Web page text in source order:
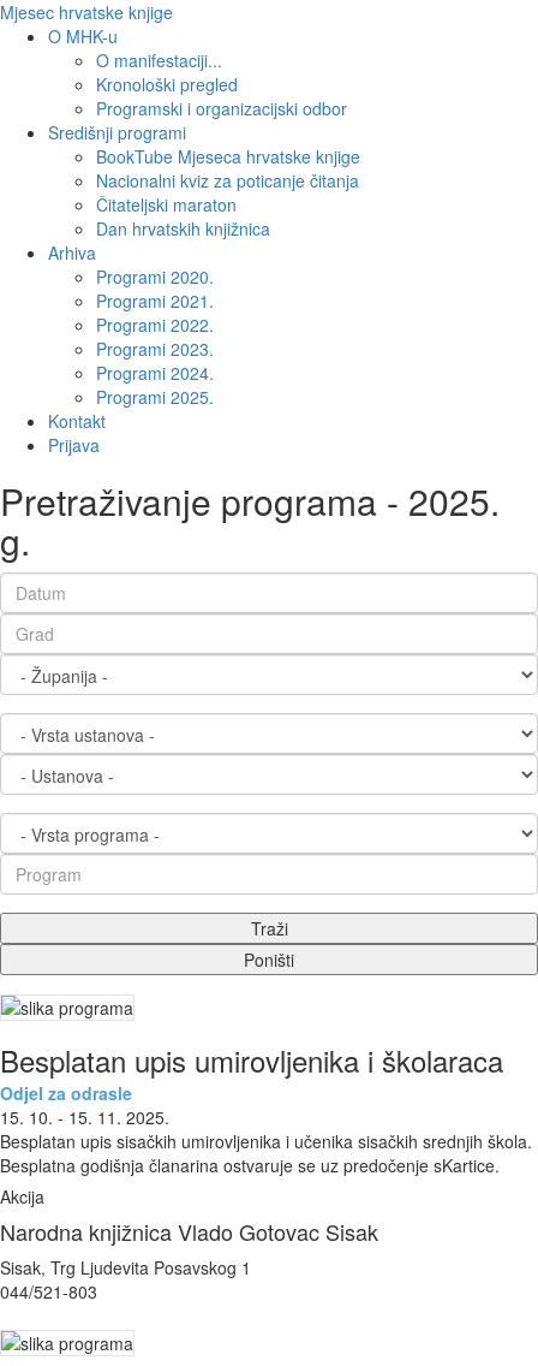
Mjesec hrvatske knjige
O MHK-u
O manifestaciji...
Kronološki pregled
Programski i organizacijski odbor
Središnji programi
BookTube Mjeseca hrvatske knjige
Nacionalni kviz za poticanje čitanja
Čitateljski maraton
Dan hrvatskih knjižnica
Arhiva
Programi 2020.
Programi 2021.
Programi 2022.
Programi 2023.
Programi 2024.
Programi 2025.
Kontakt
Prijava
Pretraživanje programa - 2025.
g.
Besplatan upis umirovljenika i školaraca
Odjel za odrasle
15. 10. - 15. 11. 2025.
Besplatan upis sisačkih umirovljenika i učenika sisačkih srednjih škola.
Besplatna godišnja članarina ostvaruje se uz predočenje sKartice.
Akcija
Narodna knjižnica Vlado Gotovac Sisak
Sisak, Trg Ljudevita Posavskog 1
044/521-803